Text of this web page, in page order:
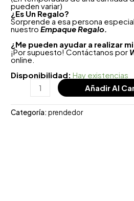
pueden variar)
¿ Es Un Regalo?
Sorprende a esa persona
nuestro Empaque Regalo.
¿Me pueden ayudar a realizar
¡Por supuesto! Contáctanos por
online.
Disponibilidad: Hay existencias
Añadir Al
Categoría: prendedor